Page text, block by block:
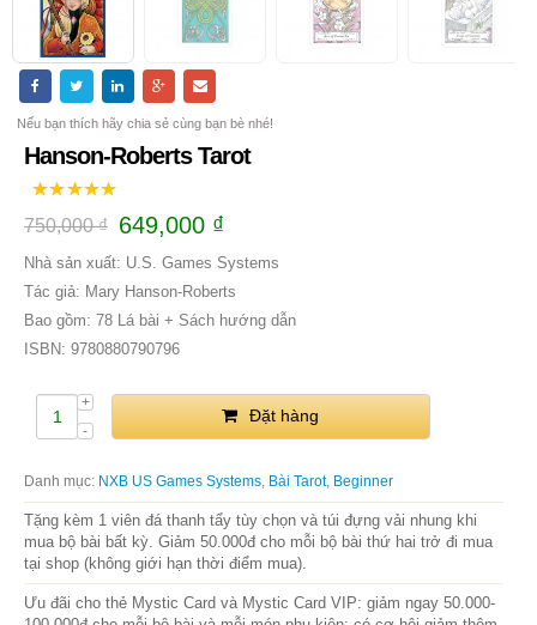
Nếu bạn thích hãy chia sẻ cùng bạn bè nhé!
Hanson-Roberts Tarot
750,000₫ 649,000 ₫
Nhà sản xuất: U.S. Games Systems
Tác giả: Mary Hanson-Roberts
Bao gồm: 78 Lá bài + Sách hướng dẫn
ISBN: 9780880790796
Đặt hàng
Danh mục: NXB US Games Systems Bài Tarot, Beginner
Tặng kèm 1 viên đá thanh tẩy tùy chọn và túi đựng vải nhung khi
mua bộ bài bất kỳ. Giảm 50.000đ cho mỗi bộ bài thứ hai trở đi mua
tại shop (không giới hạn thời điểm mua).
Ưu đãi cho thẻ Mystic Card và Mystic Card VIP: giảm ngay 50.000-